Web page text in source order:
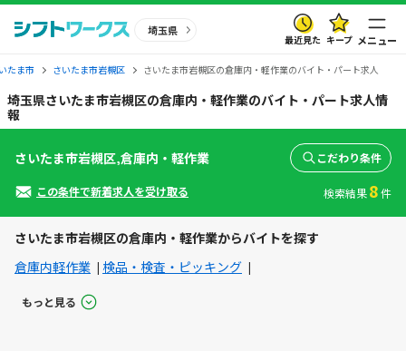
埼玉県
最近見た キープ メニュー
たま市 さいたま市岩槻区 さいたま市岩槻区の倉庫内・軽作業のバイト・パート求人
埼玉県さいたま市岩槻区の倉庫内・軽作業のバイト・パート求人情
報
さいたま市岩槻区,倉庫内・軽作業 こだわり条件
この条件で新着求人を受け取る 検索結果8件
さいたま市岩槻区の倉庫内・軽作業からバイトを探す
倉庫内軽作業
検品・検査・ピッキング
もっと見る